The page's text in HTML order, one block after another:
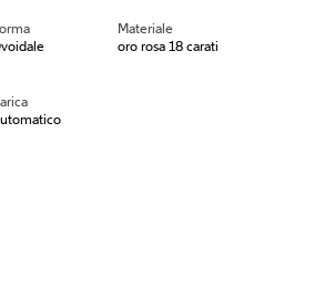
Materiale
oro rosa 18 carati